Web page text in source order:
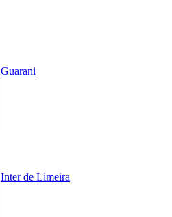
Guarani
Inter de Limeira